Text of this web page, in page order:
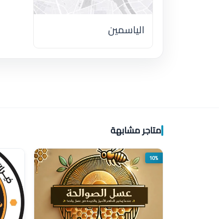
الياسمين
متاجر مشابهة
10%